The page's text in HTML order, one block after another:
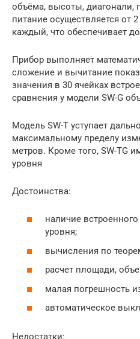
объёма, высоты, диагонали,
питание осуществляется от
каждый, что обеспечивает
Прибор выполняет
сложение и вычитание
значения в 30 ячейках
сравнения у модели SW-G
Модель SW-T уступает
максимальному пределу
метров. Кроме того, SW-TG
уровня
Достоинства:
наличие
уровня;
вычисления по
расчет площади,
малая погрешность
автоматическое
Недостатки: